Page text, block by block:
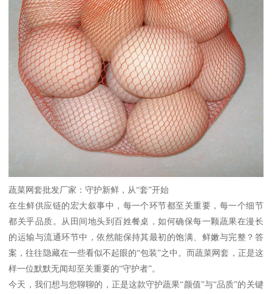
蔬菜网套批发厂家：守护新鲜，从“套”开始
在生鲜供应链的宏大叙事中，每一个环节都至关重要，每一个细节
都关乎品质。从田间地头到百姓餐桌，如何确保每一颗蔬果在漫长
的运输与流通环节中，依然能保持其最初的饱满、鲜嫩与完整？答
案，往往隐藏在一些看似不起眼的“包装”之中。而蔬菜网套，正是这
样一位默默无闻却至关重要的“守护者”。
今天，我们想与您聊聊的，正是这款守护蔬果“颜值”与“品质”的关键